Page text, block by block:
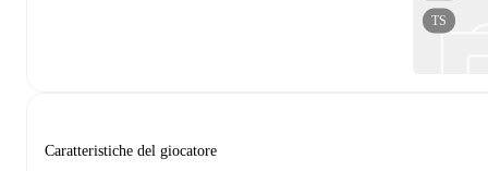
TS
Caratteristiche del giocatore